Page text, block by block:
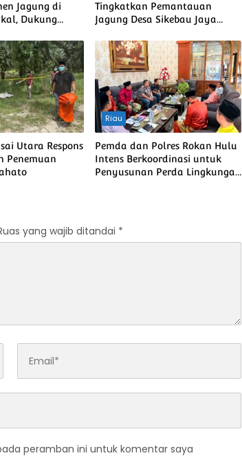
Jagung di
Dukung
Tingkatkan Pemantauan
Jagung Desa Sikebau Jaya
Ketahanan Pangan Nasional
Utara Respons
Penemuan
Riau
Pemda dan Polres Rokan Hulu
Intens Berkoordinasi untuk
Penyusunan Perda Lingkungan
yang wajib ditandai *
peramban ini untuk komentar saya